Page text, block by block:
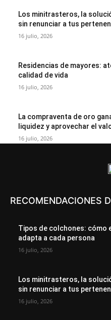
Los minitrasteros, la
sin renunciar a tus
16 julio, 2026
Residencias de mayores:
calidad de vida
16 julio, 2026
La compraventa de oro
liquidez y aprovechar el
16 julio, 2026
RECOMENDACIONES
Tipos de colchones: cómo
adapta a cada persona
16 julio, 2026
Los minitrasteros, la
sin renunciar a tus
16 julio, 2026